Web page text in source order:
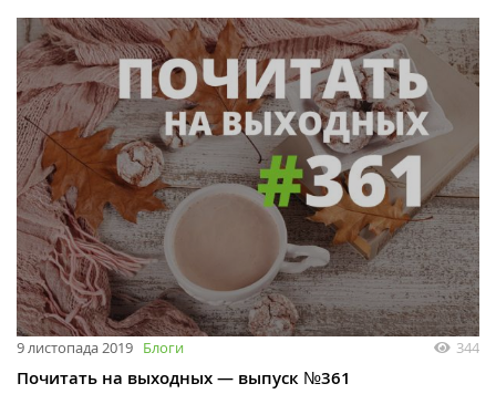
9 листопада 2019 Блоги 344
Почитать на выходных — выпуск №361